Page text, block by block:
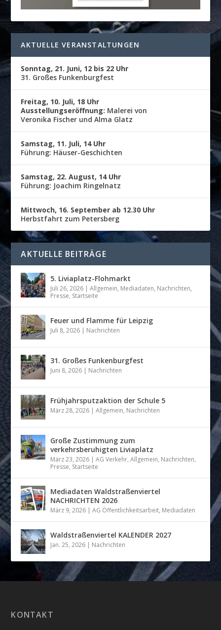
AKTUELLE VERANSTALTUNGEN
Sonntag, 21. Juni, 12 bis 22 Uhr
31. Großes Funkenburgfest
Freitag, 10. Juli, 18 Uhr
Ausstellungseröffnung: Malerei von
Veronika Fischer und Alma Glatz
Samstag, 11. Juli, 14 Uhr
Führung: Häuser-Geschichten
Samstag, 22. August, 14 Uhr
Führung: Joachim Ringelnatz
Mittwoch, 16. September ab 12.30 Uhr
Herbstfahrt zum Petersberg
AKTUELLE BEITRÄGE
5. Liviaplatz-Flohmarkt
Juli 26, 2026 |Allgemein, Mediadaten, Nachrichten,
Presse, Startseite
Feuer und Flamme für Leipzig
Juli 8, 2026 | Nachrichten
31. Großes Funkenburgfest
Juni 8, 2026 | Nachrichten
Frühjahrsputzaktion der Schule 5
März 28, 2026 |Allgemein, Nachrichten
Große Zustimmung zum
verkehrsberuhigten Liviaplatz
März 23, 2026 |AG Verkehr,Allgemein, Nachrichten,
Presse, Startseite
Mediadaten Waldstraßenviertel
NACHRICHTEN 2026
März 9, 2026 |AG Öffentlichkeitsarbeit, Mediadaten
Waldstraßenviertel KALENDER 2027
Jan. 25, 2026 | Nachrichten
KONTAKT